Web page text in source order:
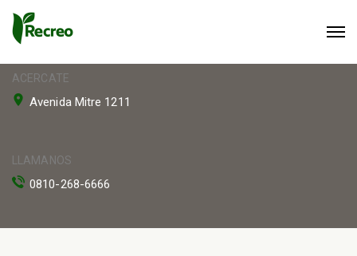
ACERCATE
Avenida Mitre 1211
LLAMANOS
0810-268-6666